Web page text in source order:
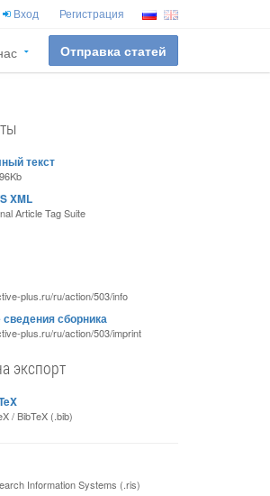
Вход Регистрация
Отправка статей
текст
XML
Article Tag Suite
plus.ru/ru/action/503/info
сборника
plus.ru/ru/action/503/imprint
экспорт
/ BibTeX (.bib)
Information Systems (.ris)